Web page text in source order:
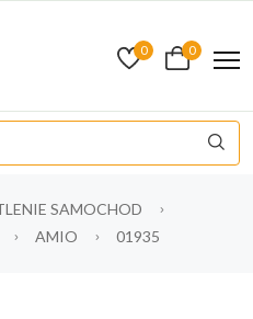
0 0
SAMOCHOD
AMIO 01935